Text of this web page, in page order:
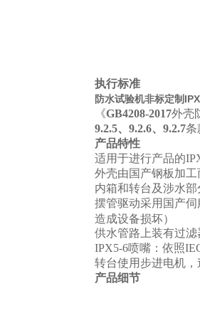
执行标准
防水试验机非标定制
《GB4208-2017外壳
9.2.5、9.2.6、9.2.7条
产品特性
适用于进行产品的
外壳由国产钢板加
内箱和转台及涉水
摆管驱动采用国产
造成设备损坏）
供水管路上装有过
IPX5-6喷嘴：依照
转台使用步进电机
产品细节